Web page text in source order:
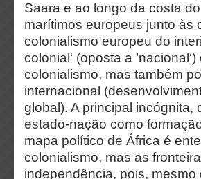
Saara e ao longo da costa
marítimos europeus junto às
colonialismo europeu do
colonial‘ (oposta a
colonialismo, mas também
internacional
global). A principal
estado-nação como
mapa político de África é
colonialismo, mas as
independência, pois,